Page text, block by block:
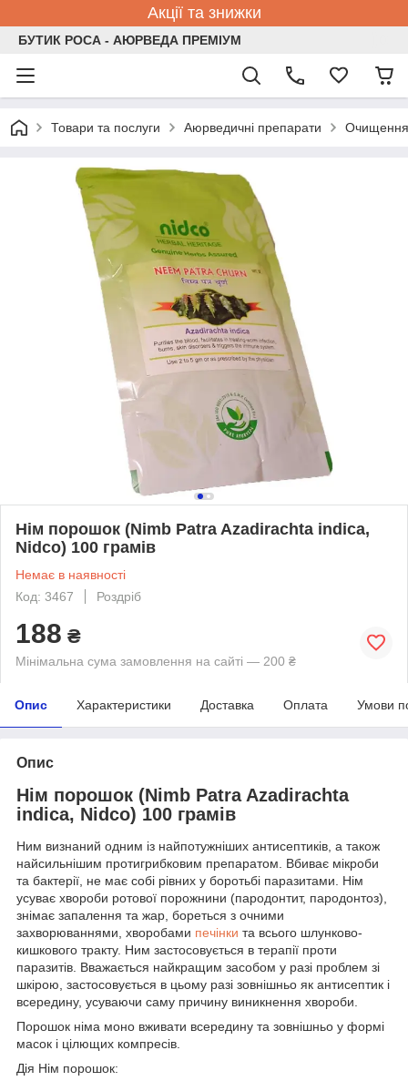
Акції та знижки
БУТИК РОСА - АЮРВЕДА ПРЕМІУМ
Товари та послуги Аюрведичні препарати Очищення
Нім порошок (Nimb Patra Azadirachta indica,
Nidco) 100 грамів
Немає в наявності
Код: 3467
Роздріб
188 ₴
Мінімальна сума замовлення на сайті — 200 ₴
Опис Характеристики Доставка Оплата Умови
Опис
Нім порошок (Nimb Patra Azadirachta
indica, Nidco) 100 грамів
Ним визнаний одним із найпотужніших антисептиків, а також
найсильнішим протигрибковим препаратом. Вбиває мікроби
та бактерії, не має собі рівних у боротьбі паразитами. Нім
усуває хвороби ротової порожнини (пародонтит, пародонтоз),
знімає запалення та жар, бореться з очними
захворюваннями, хворобами печінки та всього шлунково-
кишкового тракту. Ним застосовується в терапії проти
паразитів. Вважається найкращим засобом у разі проблем зі
шкірою, застосовується в цьому разі зовнішньо як антисептик і
всередину, усуваючи саму причину виникнення хвороби.
Порошок німа моно вживати всередину та зовнішньо у формі
масок і цілющих компресів.
Дія Нім порошок: